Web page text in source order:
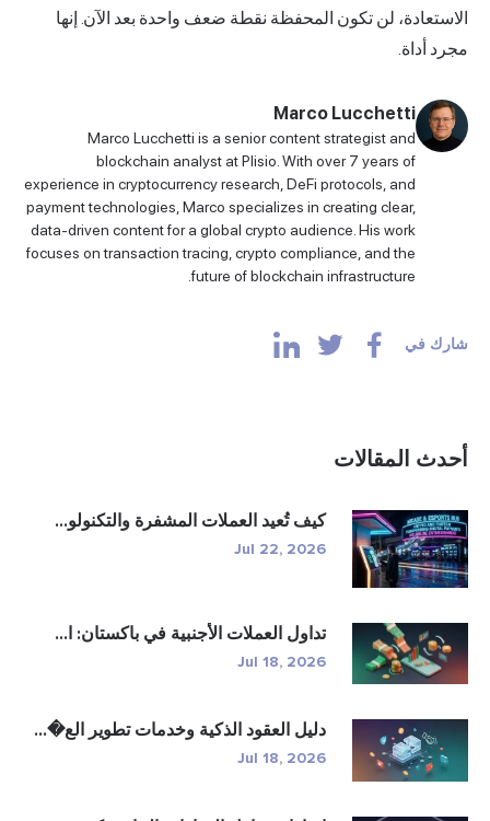
الاستعادة، لن تكون المحفظة نقطة ضعف واحدة بعد الآن. إنها
مجرد أداة.
Marco Lucchetti
Marco Lucchetti is a senior content strategist and
blockchain analyst at Plisio. With over 7 years of
experience in cryptocurrency research, DeFi protocols, and
payment technologies, Marco specializes in creating clear,
data-driven content for a global crypto audience. His work
focuses on transaction tracing, crypto compliance, and the
future of blockchain infrastructure.
شارك في
أحدث المقالات
كيف تُعيد العملات المشفرة والتكنولو...
Jul 22, 2026
تداول العملات الأجنبية في باكستان: ا...
Jul 18, 2026
دليل العقود الذكية وخدمات تطوير الع�...
Jul 18, 2026